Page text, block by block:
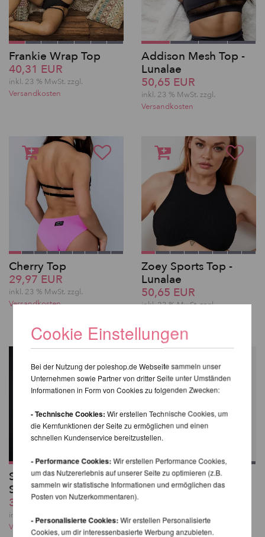
Frankie Wrap Top
40,31 EUR
inkl. 23 % MwSt. zzgl.
Versandkosten
Addison Mesh Top -
Lunalae
50,65 EUR
inkl. 23 % MwSt. zzgl.
Versandkosten
Cherry Top
29,97 EUR
inkl. 23 % MwSt. zzgl.
Versandkosten
Zoey Sports Top -
Lunalae
50,65 EUR
inkl. 23 % MwSt.zzgl.
Sasha Meow
Scratches Top
39,28 EUR
inkl. 23 % MwSt. zzgl.
Versandkosten
Melia Body Harness
43,41 EUR
Cookie Einstellungen
Bei der Nutzung der poleshop.de Webseite sammeln unser
Unternehmen sowie Partner von dritter Seite unter Umständen
Informationen in Form von Cookies zu folgenden Zwecken:
- Technische Cookies: Wir erstellen Technische Cookies, um
die Kernfunktionen der Seite zu ermöglichen und einen
schnellen Kundenservice bereitzustellen.
- Performance Cookies:Wir erstellen Performance Cookies,
um das Nutzererlebnis auf unserer Seite zu optimieren (z.B.
sammeln wir statistische Informationen und ermöglichen das
Posten von Nutzerkommentaren).
- Personalisierte Cookies:Wir erstellen Personalisierte
Cookies, um dir interessenbasierte Werbung anzubieten.